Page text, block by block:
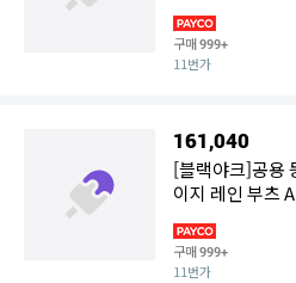
구매999+
11번가
161,040
[블랙야크]공용
이지 레인 부츠
구매999+
11번가